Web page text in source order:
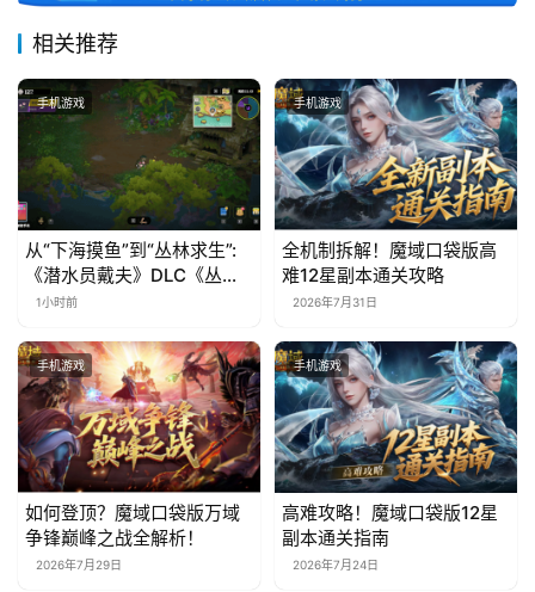
相关推荐
手机游戏
从“下海摸鱼”到“丛林求生”:
《潜水员戴夫》DLC《丛
林》移动端定档8月14日
1小时前
手机游戏
全机制拆解！魔域口袋版高
难12星副本通关攻略
2026年7月31日
手机游戏
如何登顶？魔域口袋版万域
争锋巅峰之战全解析！
2026年7月29日
手机游戏
高难攻略！魔域口袋版12星
副本通关指南
2026年7月24日